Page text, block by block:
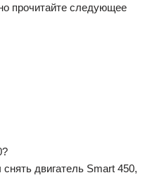
прочитайте следующее
двигатель Smart 450,